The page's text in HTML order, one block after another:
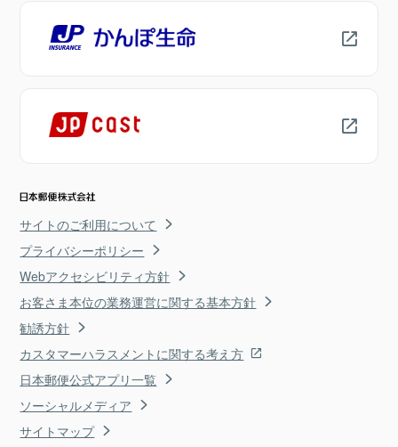
サイトのご利用について
プライバシーポリシー
Webアクセシビリティ方針
お客さま本位の業務運営に関する基本方針
勧誘方針
カスタマーハラスメントに関する考え方
日本郵便公式アプリ一覧
ソーシャルメディア
サイトマップ